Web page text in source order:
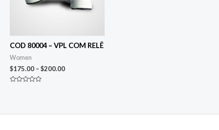
COD 80004 – VPL COM RELÊ
Women
$175.00 – $200.00